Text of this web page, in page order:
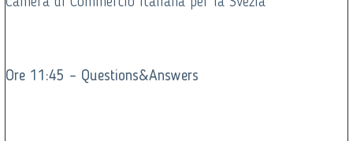
Ore 11:45 – Questions&Answers